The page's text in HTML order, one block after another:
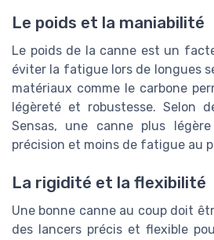
Le poids et la maniabilité
Le poids de la canne est un
éviter la fatigue lors de longues
matériaux comme le carbone
légèreté et robustesse. Selon
Sensas, une canne plus
précision et moins de fatigue au
La rigidité et la flexibilité
Une bonne canne au coup doit
des lancers précis et flexible